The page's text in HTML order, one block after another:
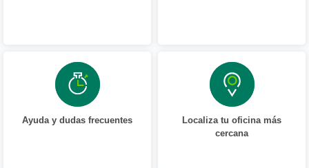
Ayuda y dudas frecuentes
Localiza tu oficina más
cercana